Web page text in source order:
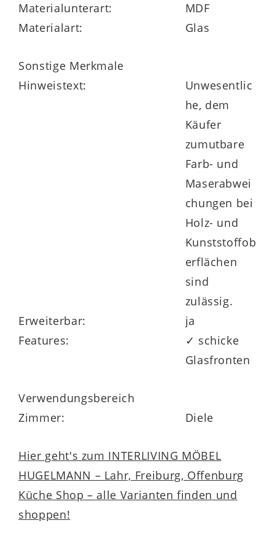
Die in Deutschland produzierte
ein Bürge für Qualität.
Materialunterart:
MDF
Materialart:
Glas
Sonstige Merkmale
Hinweistext:
Unwesentlic
he, dem
Käufer
zumutbare
Farb- und
Maserabwei
chungen bei
Holz- und
Kunststoffob
erflächen
sind
zulässig.
Erweiterbar:
ja
Features:
✓ schicke
Glasfronten
Verwendungsbereich
Zimmer:
Diele
Hier geht's zum INTERLIVING MÖBEL
HUGELMANN – Lahr, Freiburg, Offenburg
Küche Shop – alle Varianten finden und
shoppen!